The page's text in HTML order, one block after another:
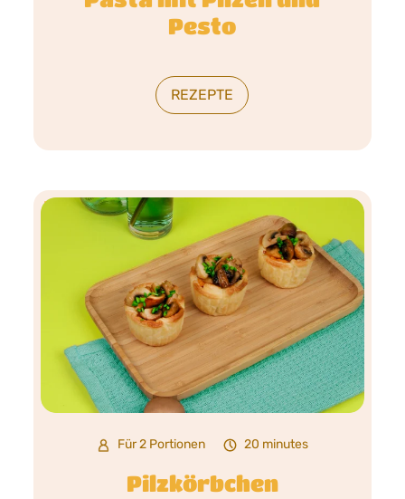
Pesto
REZEPTE
Für 2 Portionen 20 minutes
Pilzkörbchen